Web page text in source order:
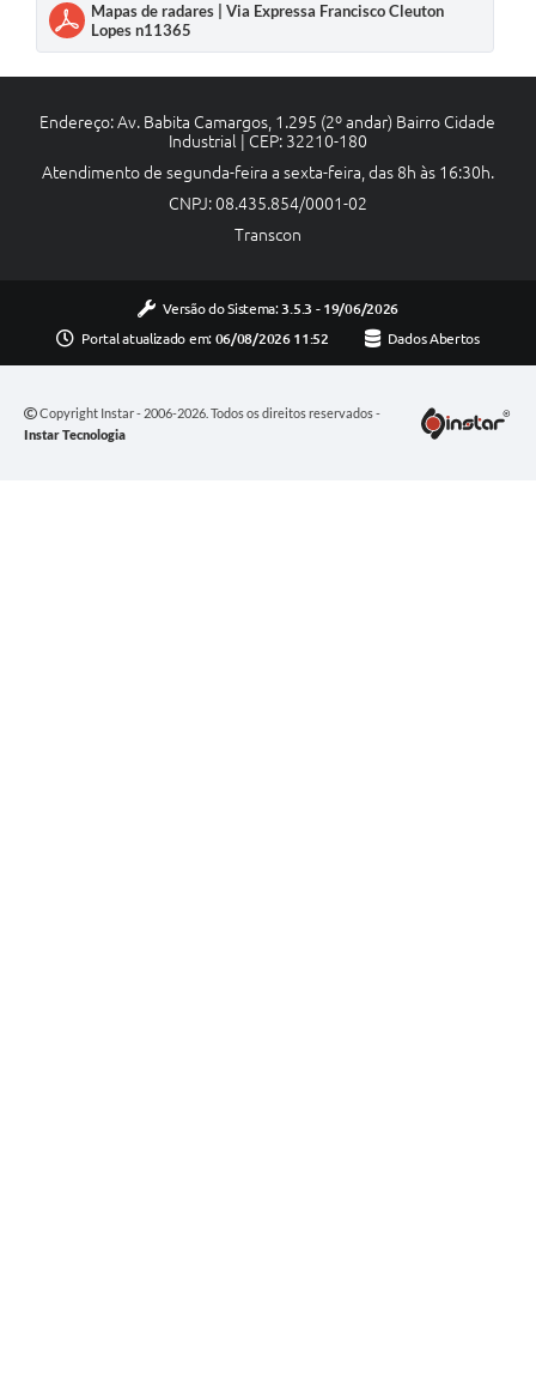
Mapas de radares | Via Expressa Francisco Cleuton
Lopes n11365
Endereço: Av. Babita Camargos, 1.295 (2º andar) Bairro Cidade
Industrial | CEP: 32210-180
Atendimento de segunda-feira a sexta-feira, das 8h às 16:30h.
CNPJ: 08.435.854/0001-02
Transcon
Versão do Sistema: 3.5.3 - 19/06/2026
Portal atualizado em: 06/08/2026 11:52 Dados Abertos
Copyright Instar - 2006-2026. Todos os direitos reservados -
Instar Tecnologia